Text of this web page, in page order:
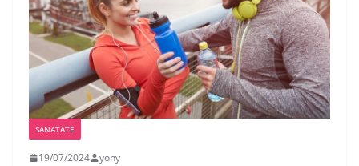
SANATATE
19/07/2024 yony